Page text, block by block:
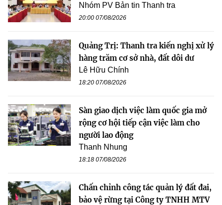
Nhóm PV Bản tin Thanh tra
20:00 07/08/2026
Quảng Trị: Thanh tra kiến nghị xử lý
hàng trăm cơ sở nhà, đất dôi dư
Lê Hữu Chính
18:20 07/08/2026
Sàn giao dịch việc làm quốc gia mở
rộng cơ hội tiếp cận việc làm cho
người lao động
Thanh Nhung
18:18 07/08/2026
Chấn chỉnh công tác quản lý đất đai,
bảo vệ rừng tại Công ty TNHH MTV